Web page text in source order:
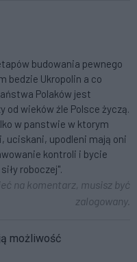
budowania pewnego
bedzie Ukropolin a co
Polaków jest
od wieków źle Polsce życzą.
w panstwie w ktorym
uciskani, upodleni mają oni
kontroli i bycie
roboczej".
na komentarz, musisz być
zalogowany.
możliwość